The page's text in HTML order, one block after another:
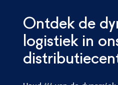
Ontdek de
logistiek in